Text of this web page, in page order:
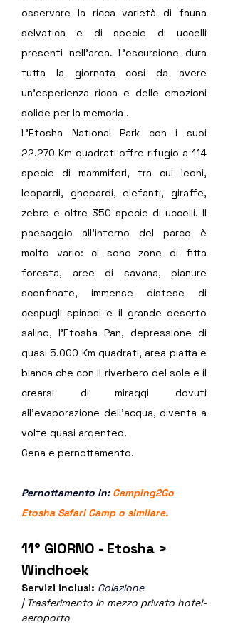
osservare la ricca varietà di fauna
selvatica e di specie di uccelli
presenti nell’area. L’escursione dura
tutta la giornata cosi da avere
un’esperienza ricca e delle emozioni
solide per la memoria .
L’Etosha National Park con i suoi
22.270 Km quadrati offre rifugio a 114
specie di mammiferi, tra cui leoni,
leopardi, ghepardi, elefanti, giraffe,
zebre e oltre 350 specie di uccelli. Il
paesaggio all’interno del parco è
molto vario: ci sono zone di fitta
foresta, aree di savana, pianure
sconfinate, immense distese di
cespugli spinosi e il grande deserto
salino, l’Etosha Pan, depressione di
quasi 5.000 Km quadrati, area piatta e
bianca che con il riverbero del sole e il
crearsi di miraggi dovuti
all’evaporazione dell’acqua, diventa a
volte quasi argenteo.
Cena e pernottamento.
Pernottamento in: Camping2Go
Etosha Safari Camp o similare.
11° GIORNO - Etosha >
Windhoek
Servizi inclusi: Colazione
| Trasferimento in mezzo privato hotel-
aeroporto